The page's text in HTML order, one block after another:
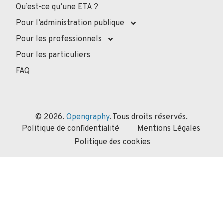
Qu’est-ce qu’une ETA ?
Pour l’administration publique
Pour les professionnels
Pour les particuliers
FAQ
© 2026. Opengraphy. Tous droits réservés.
Politique de confidentialité
Mentions Légales
Politique des cookies